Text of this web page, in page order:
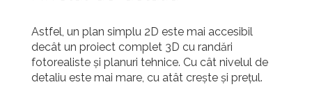
Astfel, un plan simplu 2D este mai accesibil
decât un proiect complet 3D cu randări
fotorealiste și planuri tehnice. Cu cât nivelul de
detaliu este mai mare, cu atât crește și prețul.